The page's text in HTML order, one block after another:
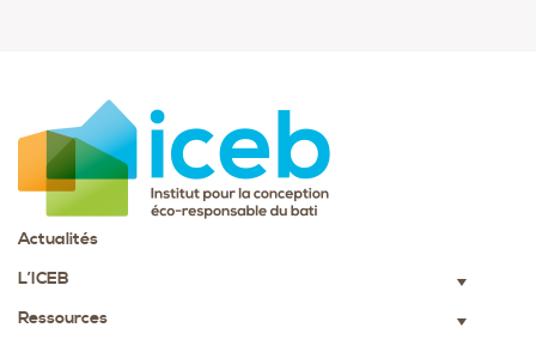
Actualités
L’ICEB
▼
Ressources ▼